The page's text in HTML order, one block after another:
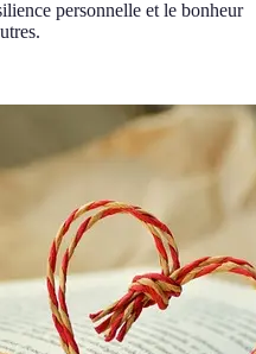
personnelle et le bonheur